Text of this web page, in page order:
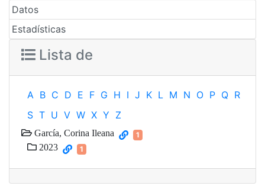
Datos
Estadísticas
Lista de
A B C D E F G H I J K L M N O P Q R
S T U V W X Y Z
García, Corina Ileana 1
2023 1